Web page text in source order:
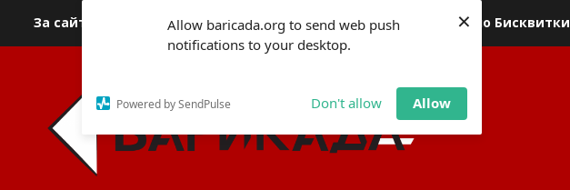
Allow baricada.org to send web push
notifications to your desktop.
Powered by SendPulse Don't allow Allow
×
За сайта За контакти За реклама Политика относно Бисквитки